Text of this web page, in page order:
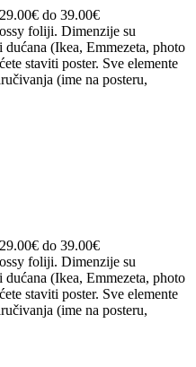
do 39.00€
foliji. Dimenzije su
(Ikea, Emmezeta, photo
staviti poster. Sve elemente
(ime na posteru,
do 39.00€
foliji. Dimenzije su
(Ikea, Emmezeta, photo
staviti poster. Sve elemente
(ime na posteru,